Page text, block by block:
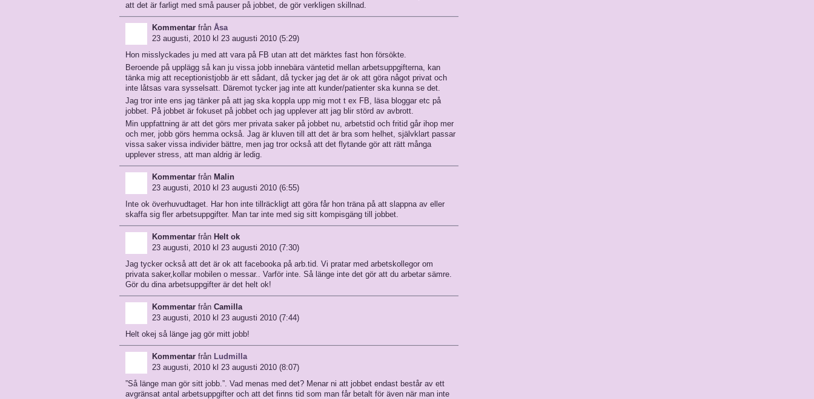
att det är farligt med små pauser på jobbet, de gör verkligen skillnad.
Kommentar från Åsa
23 augusti, 2010 kl 23 augusti 2010 (5:29)
Hon misslyckades ju med att vara på FB utan att det märktes fast hon försökte.
Beroende på upplägg så kan ju vissa jobb innebära väntetid mellan arbetsuppgifterna, kan
tänka mig att receptionistjobb är ett sådant, då tycker jag det är ok att göra något privat och
inte låtsas vara sysselsatt. Däremot tycker jag inte att kunder/patienter ska kunna se det.
Jag tror inte ens jag tänker på att jag ska koppla upp mig mot t ex FB, läsa bloggar etc på
jobbet. På jobbet är fokuset på jobbet och jag upplever att jag blir störd av avbrott.
Min uppfattning är att det görs mer privata saker på jobbet nu, arbetstid och fritid går ihop mer
och mer, jobb görs hemma också. Jag är kluven till att det är bra som helhet, självklart passar
vissa saker vissa individer bättre, men jag tror också att det flytande gör att rätt många
upplever stress, att man aldrig är ledig.
Kommentar från Malin
23 augusti, 2010 kl 23 augusti 2010 (6:55)
Inte ok överhuvudtaget. Har hon inte tillräckligt att göra får hon träna på att slappna av eller
skaffa sig fler arbetsuppgifter. Man tar inte med sig sitt kompisgäng till jobbet.
Kommentar från Helt ok
23 augusti, 2010 kl 23 augusti 2010 (7:30)
Jag tycker också att det är ok att facebooka på arb.tid. Vi pratar med arbetskollegor om
privata saker,kollar mobilen o messar.. Varför inte. Så länge inte det gör att du arbetar sämre.
Gör du dina arbetsuppgifter är det helt ok!
Kommentar från Camilla
23 augusti, 2010 kl 23 augusti 2010 (7:44)
Helt okej så länge jag gör mitt jobb!
Kommentar från Ludmilla
23 augusti, 2010 kl 23 augusti 2010 (8:07)
”Så länge man gör sitt jobb.”. Vad menas med det? Menar ni att jobbet endast består av ett
avgränsat antal arbetsuppgifter och att det finns tid som man får betalt för även när man inte